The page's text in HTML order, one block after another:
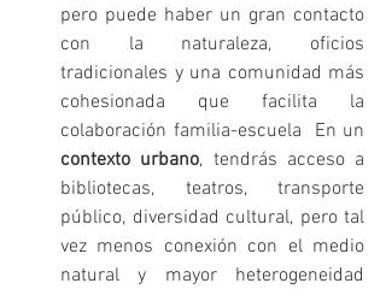
pero puede haber un gran contacto
con la naturaleza, oficios
tradicionales y una comunidad más
cohesionada que facilita la
contexto urbano, tendrás acceso a
bibliotecas, teatros, transporte
público, diversidad cultural, pero tal
vez menos conexión con el medio
natural y mayor heterogeneidad